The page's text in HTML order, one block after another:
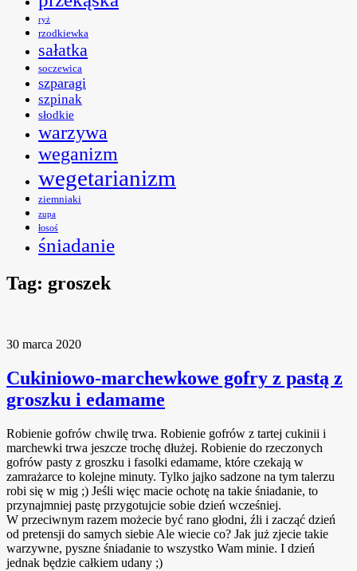
ryż
rzodkiewka
sałatka
soczewica
szparagi
szpinak
słodkie
warzywa
weganizm
wegetarianizm
ziemniaki
zupa
łosoś
śniadanie
Tag: groszek
30 marca 2020
Cukiniowo-marchewkowe gofry z pastą z
groszku i edamame
Robienie gofrów chwilę trwa. Robienie gofrów z tartej cukinii i
marchewki trwa jeszcze trochę dłużej. Robienie do rzeczonych
gofrów pasty z groszku i fasolki edamame, które czekają w
zamrażarce to kolejne minuty. Tylko jajko sadzone na tym talerzu
robi się w mig ;) Jeśli więc macie ochotę na takie śniadanie, to
przynajmniej pastę przygotujcie sobie dzień wcześniej.
W przeciwnym razem możecie być rano głodni, źli i zacząć dzień
od pretensji do samych siebie Ale wiecie co? Jak już zjecie takie
warzywne, pyszne śniadanie to wszystko Wam minie. I dzień
jednak będzie całkiem udany ;)